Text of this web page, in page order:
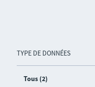
TYPE DE DONNÉES
Tous (2)